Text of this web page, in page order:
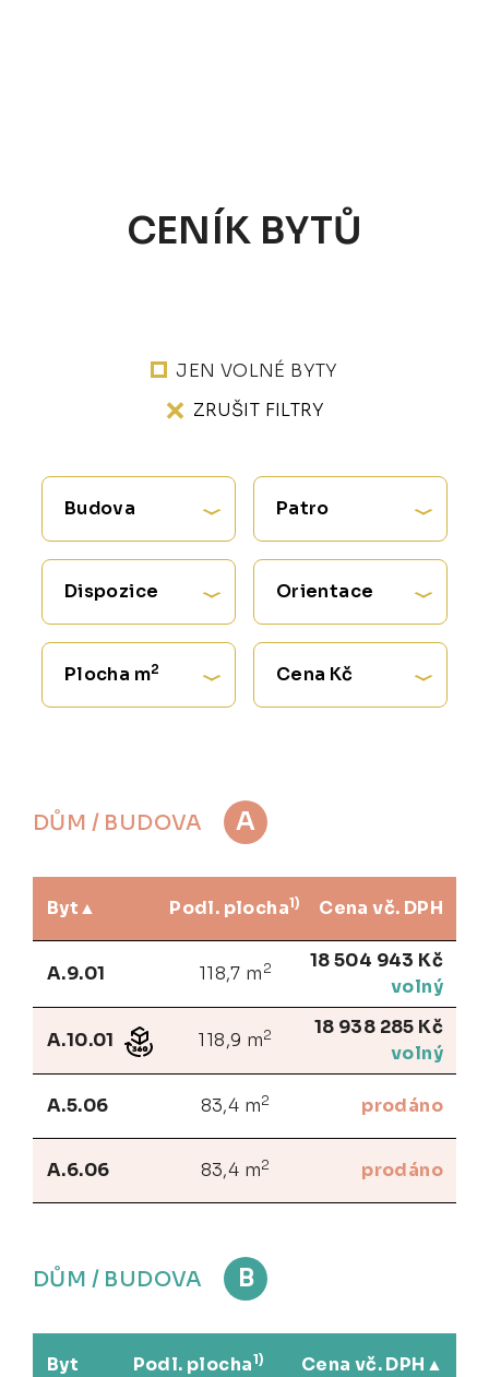
CENÍK BYTŮ
JEN VOLNÉ BYTY
ZRUŠIT FILTRY
Budova Patro
Dispozice Orientace
Plocha m2 Cena Kč
DŮM / BUDOVA A
Byt Podl. plocha1) Cena vč. DPH
A.9.01 118,7 m 2
18 504 943 Kč
volný
A.10.01 118,9 m2
18 938 285 Kč
volný
A.5.06 83,4 m2 prodáno
A.6.06 83,4 m2 prodáno
DŮM / BUDOVA B
Byt Podl. plocha1) Cena vč. DPH